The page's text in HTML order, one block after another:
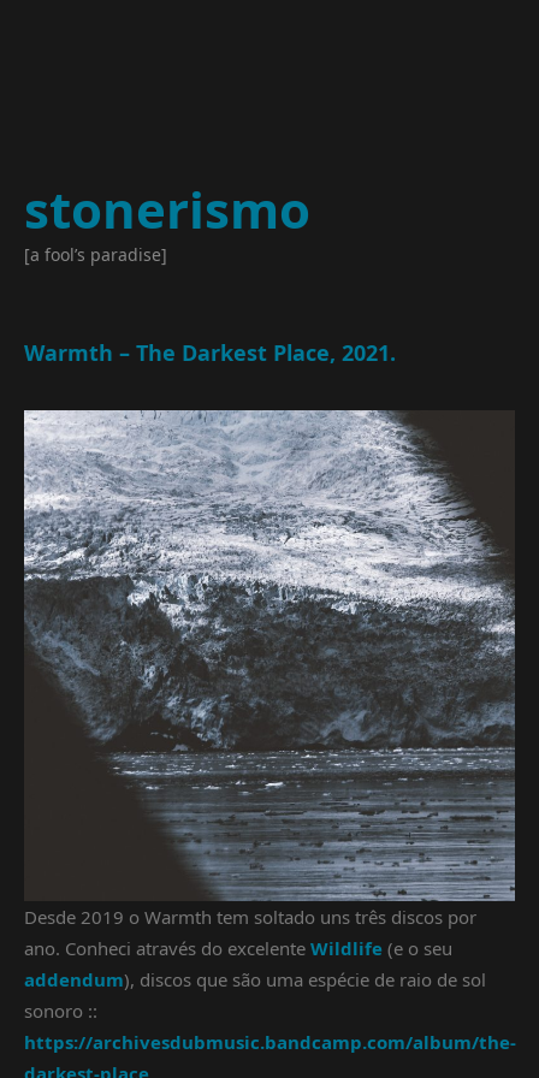
stonerismo
[a fool’s paradise]
Warmth – The Darkest Place, 2021.
Desde 2019 o Warmth tem soltado uns três discos por
ano. Conheci através do excelente Wildlife (e o seu
addendum), discos que são uma espécie de raio de sol
sonoro ::
https://archivesdubmusic.bandcamp.com/album/the-
darkest-place